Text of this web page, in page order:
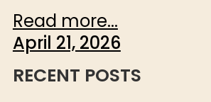
Read more...
April 21, 2026
RECENT POSTS